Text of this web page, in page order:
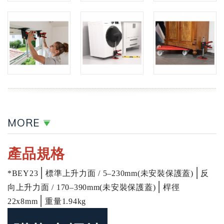
MORE
產品規格
*BEY23 │標準上升力面 / 5–230mm(未安裝保護蓋)
反
向上升力面 / 170–390mm(未安裝保護蓋)
│桿徑
22x8mm
│重量1.94kg